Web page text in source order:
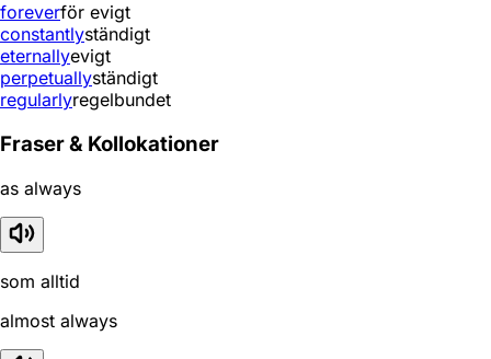
foreverför evigt
constantlyständigt
eternallyevigt
perpetuallyständigt
regularlyregelbundet
Fraser & Kollokationer
as always
som alltid
almost always